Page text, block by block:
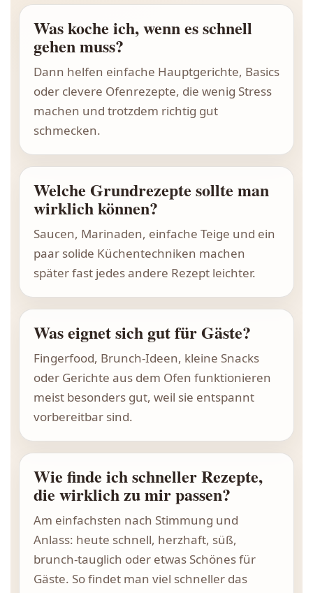
Was koche ich, wenn es schnell
gehen muss?
Dann helfen einfache Hauptgerichte, Basics
oder clevere Ofenrezepte, die wenig Stress
machen und trotzdem richtig gut
schmecken.
Welche Grundrezepte sollte man
wirklich können?
Saucen, Marinaden, einfache Teige und ein
paar solide Küchentechniken machen
später fast jedes andere Rezept leichter.
Was eignet sich gut für Gäste?
Fingerfood, Brunch-Ideen, kleine Snacks
oder Gerichte aus dem Ofen funktionieren
meist besonders gut, weil sie entspannt
vorbereitbar sind.
Wie finde ich schneller Rezepte,
die wirklich zu mir passen?
Am einfachsten nach Stimmung und
Anlass: heute schnell, herzhaft, süß,
brunch-tauglich oder etwas Schönes für
Gäste. So findet man viel schneller das